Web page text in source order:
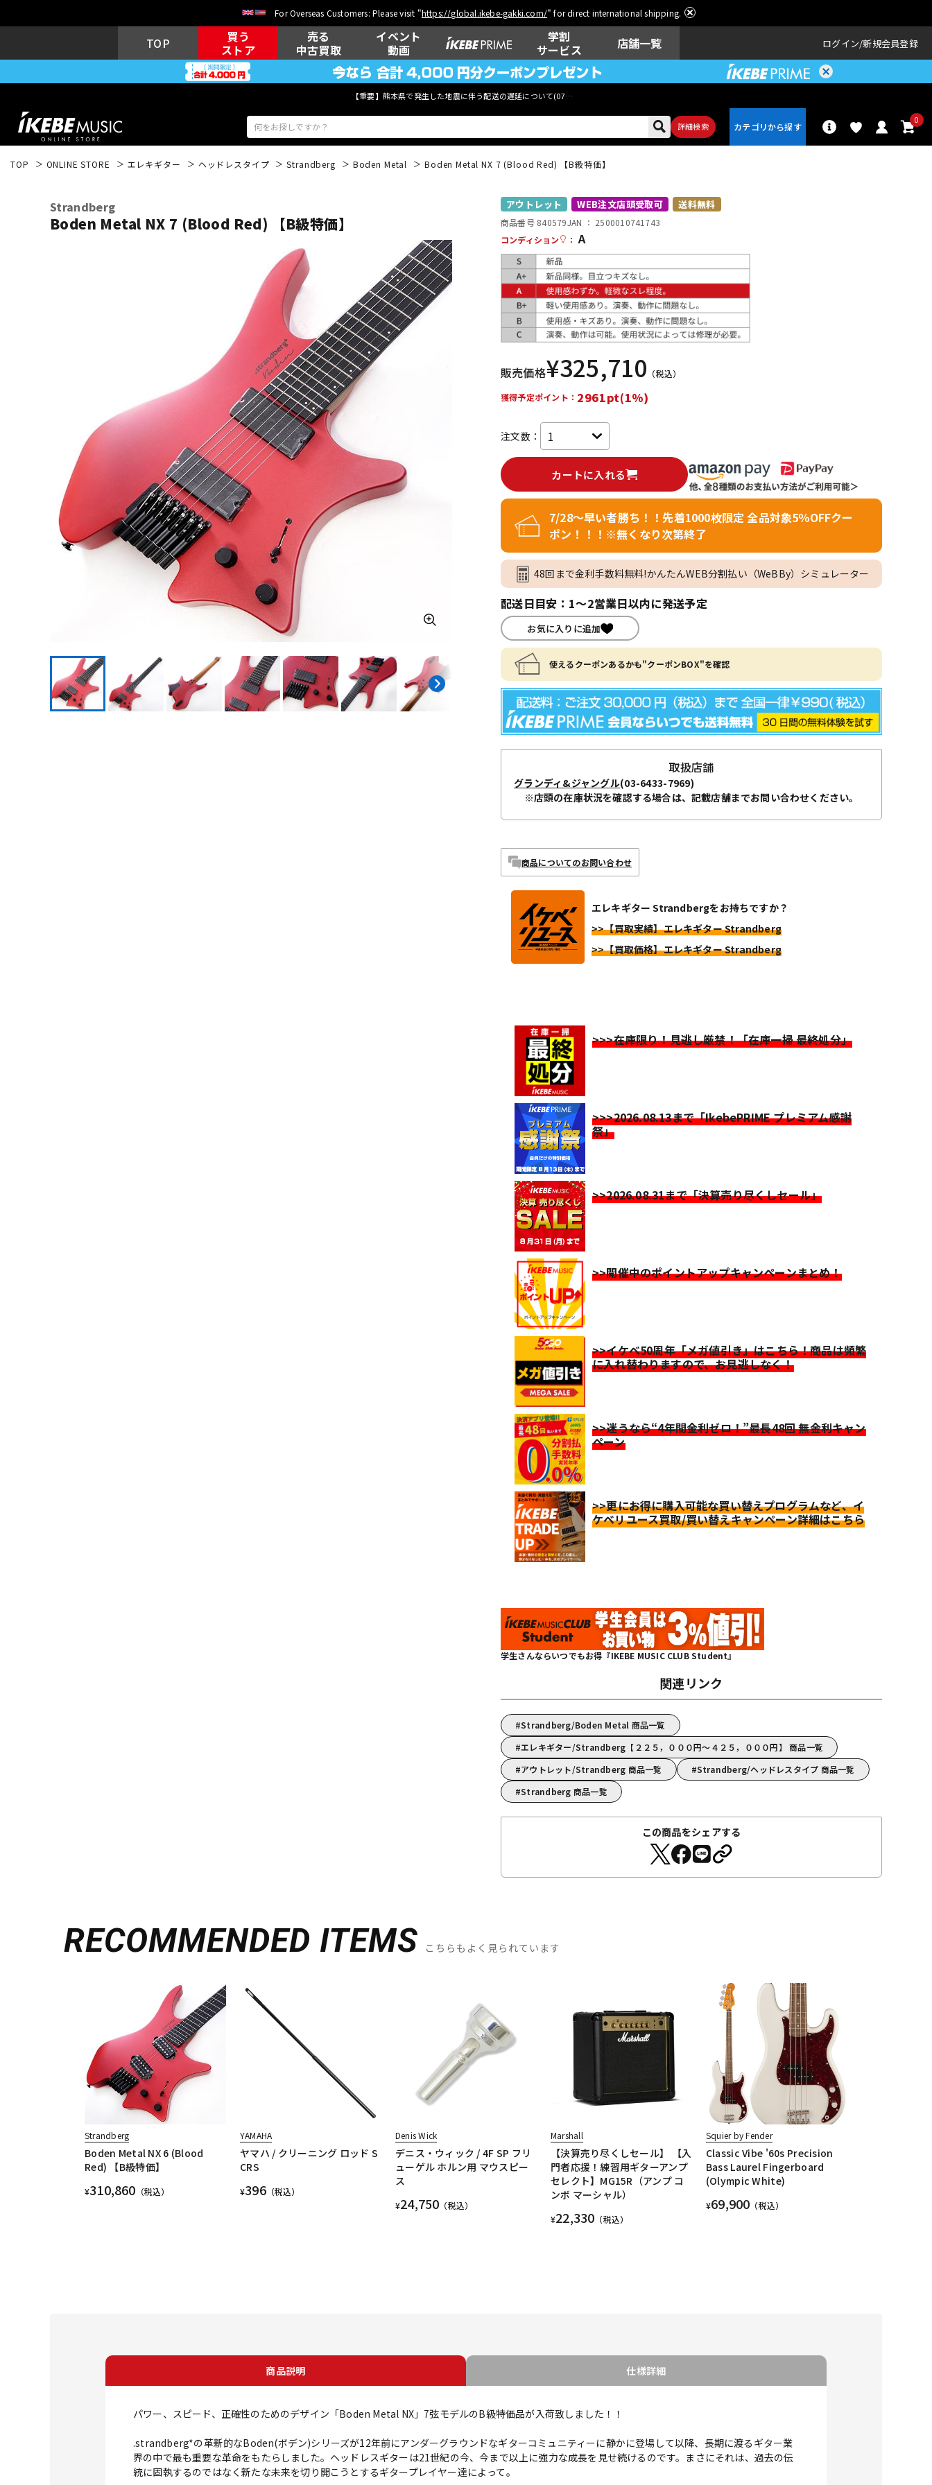
For Overseas Customers: Please visit "https://global.ikebe-gakki.com/" for direct international shipping.
TOP
買う
ストア
売る
中古買取
イベント
動画
学割
サービス
店舗一覧 ログイン 新規会員登録
【重要】熊本県で発生した地震に伴う配送の遅延について(07月29日
詳細検索
0
ウクレレ ドラム
電子ピアノ 管楽器 その他楽器
DTM DTM オンラ
イン納品
レコーディン
グ機器
配信/ライブ
機器
ヴィンテージ
TOP ONLINE STORE エレキギター ヘッドレスタイプ Strandberg Boden Metal Boden Metal NX 7 (Blood Red) 【B級特価】
Strandberg
Boden Metal NX 7 (Blood Red) 【B級特価】
アウトレット WEB注文店頭受取可 送料無料
商品番号 840579JAN ： 2500010741743
コンディション
： A
販売価格¥325,710 （税込）
獲得予定ポイント： 2961pt(1%)
注文数：
カートに入れる
7/28～早い者勝ち！！先着1000枚限定 全品対象5％OFFクー
ポン！！！※無くなり次第終了
48回まで金利手数料無料!かんたんWEB分割払い（WeBBy）シミュレーター
配送日目安：1～2営業日以内に発送予定
お気に入りに追加
使えるクーポンあるかも"クーポンBOX"を確認
取扱店舗
グランディ&ジャングル(03-6433-7969)
※店頭の在庫状況を確認する場合は、記載店舗までお問い合わせください。
商品についてのお問い合わせ
エレキギター Strandbergをお持ちですか？
>>【買取実績】エレキギター Strandberg
>>【買取価格】エレキギター Strandberg
>>>在庫限り！見逃し厳禁！「在庫一掃 最終処分」
>>>2026.08.13まで「IkebePRIME プレミアム感謝
祭」
>>2026.08.31まで「決算売り尽くしセール」
>>開催中のポイントアップキャンペーンまとめ！
>>イケベ50周年「メガ値引き」はこちら！商品は頻繁
に入れ替わりますので、お見逃しなく！
>>迷うなら“4年間金利ゼロ！”最長48回 無金利キャン
ペーン
>>更にお得に購入可能な買い替えプログラムなど、イ
ケベリユース買取/買い替えキャンペーン詳細はこちら
学生さんならいつでもお得『IKEBE MUSIC CLUB Student』
関連リンク
Strandberg/Boden Metal 商品一覧
エレキギター/Strandberg【２２５，０００円～４２５，０００円】 商品一覧
アウトレット/Strandberg 商品一覧
Strandberg/ヘッドレスタイプ 商品一覧
Strandberg 商品一覧
この商品をシェアする
RECOMMENDED ITEMS こちらもよく見られています
Strandberg
Boden Metal NX 6 (Blood
Red) 【B級特価】
¥310,860 （税込）
YAMAHA
ヤマハ / クリーニング ロッド S
CRS
¥396（税込）
Denis Wick
デニス・ウィック / 4F SP フリ
ューゲル ホルン用 マウスピー
ス
¥24,750 （税込）
Marshall
【決算売り尽くしセール】 【入
門者応援！練習用ギターアンプ
セレクト】MG15R（アンプ コ
ンボ マーシャル）
¥22,330 （税込）
Squier by Fender
Classic Vibe '60s Precision
Bass Laurel Fingerboard
(Olympic White)
¥69,900 （税込）
商品説明 仕様詳細
パワー、スピード、正確性のためのデザイン「Boden Metal NX」7弦モデルのB級特価品が入荷致しました！！
.strandberg*の革新的なBoden(ボデン)シリーズが12年前にアンダーグラウンドなギターコミュニティーに静かに登場して以降、長期に渡るギター業
界の中で最も重要な革命をもたらしました。ヘッドレスギターは21世紀の今、今まで以上に強力な成長を見せ続けるのです。まさにそれは、過去の伝
統に固執するのではなく新たな未来を切り開こうとするギタープレイヤー達によって。